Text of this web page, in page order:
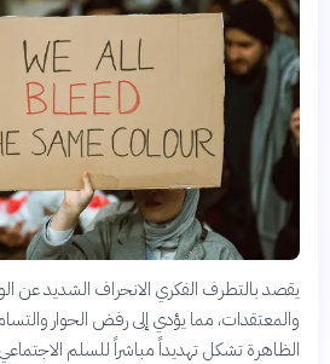
يقصد بالتطرف الفكري الانحراف الشديد عن
والمعتقدات، مما يؤدي إلى رفض الحوار
الظاهرة تشكل تهديداً مباشراً للسلم الاجتماعي